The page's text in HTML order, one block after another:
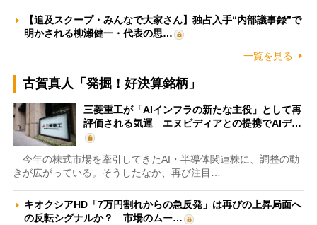
【追及スクープ・みんなで大家さん】独占入手“内部議事録”で
明かされる柳瀬健一・代表の思…
一覧を見る
古賀真人「発掘！好決算銘柄」
三菱重工が「AIインフラの新たな主役」として再
評価される気運 エヌビディアとの提携でAIデ…
今年の株式市場を牽引してきたAI・半導体関連株に、調整の動
きが広がっている。そうしたなか、再び注目…
キオクシアHD「7万円割れからの急反発」は再びの上昇局面へ
の反転シグナルか？ 市場のムー…